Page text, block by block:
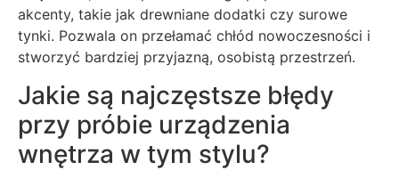
akcenty, takie jak drewniane dodatki czy surowe
tynki. Pozwala on przełamać chłód nowoczesności i
stworzyć bardziej przyjazną, osobistą przestrzeń.
Jakie są najczęstsze błędy
przy próbie urządzenia
wnętrza w tym stylu?